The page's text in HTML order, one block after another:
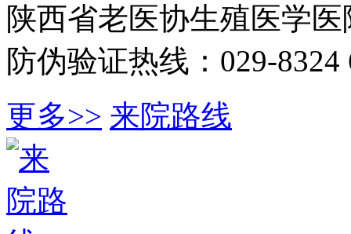
陕西省老医协生殖医学医
防伪验证热线：029-8324
更多>> 来院路线